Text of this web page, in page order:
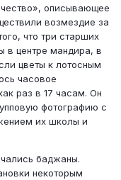
описывающее
возмездие за
что три старших
в центре мандира, в
цветы к лотосным
часовое
раз в 17 часам. Он
фотографию с
их школы и
баджаны.
некоторым